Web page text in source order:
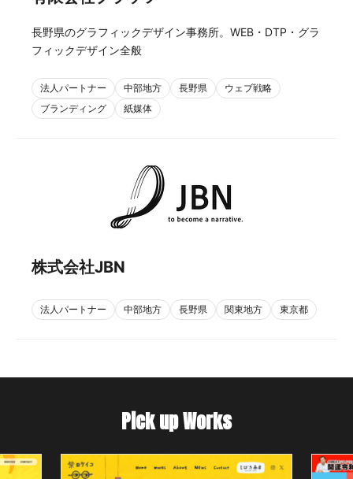
長野県のグラフィックデザイン事務所。WEB・DTP・グラ
フィックデザイン全般
法人パートナー 中部地方 長野県
ウェブ戦略
ブランディング
紙媒体
株式会社JBN
法人パートナー 中部地方 長野県 関東地方 東京都
Pick up Works